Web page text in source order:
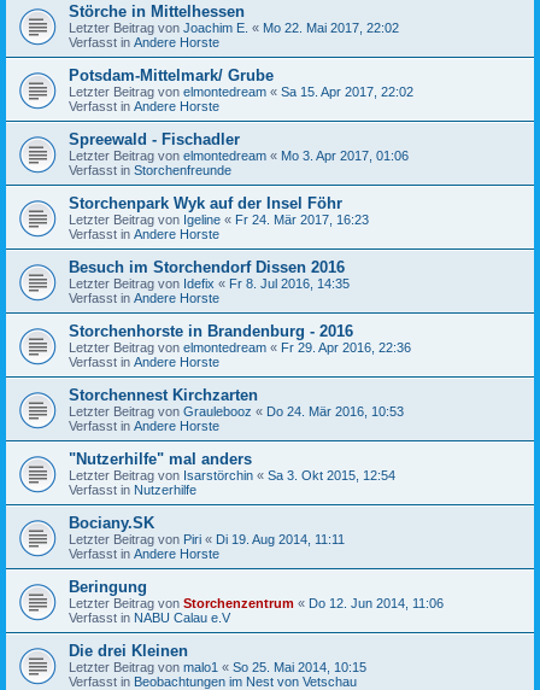
Störche in Mittelhessen
Letzter Beitrag von Joachim E. « Mo 22. Mai 2017, 22:02
Verfasst in Andere Horste
Potsdam-Mittelmark/ Grube
Letzter Beitrag von elmontedream « Sa 15. Apr 2017, 22:02
Verfasst in Andere Horste
Spreewald - Fischadler
Letzter Beitrag von elmontedream « Mo 3. Apr 2017, 01:06
Verfasst in Storchenfreunde
Storchenpark Wyk auf der Insel Föhr
Letzter Beitrag von Igeline « Fr 24. Mär 2017, 16:23
Verfasst in Andere Horste
Besuch im Storchendorf Dissen 2016
Letzter Beitrag von Idefix « Fr 8. Jul 2016, 14:35
Verfasst in Andere Horste
Storchenhorste in Brandenburg - 2016
Letzter Beitrag von elmontedream « Fr 29. Apr 2016, 22:36
Verfasst in Andere Horste
Storchennest Kirchzarten
Letzter Beitrag von Graulebooz « Do 24. Mär 2016, 10:53
Verfasst in Andere Horste
"Nutzerhilfe" mal anders
Letzter Beitrag von Isarstörchin « Sa 3. Okt 2015, 12:54
Verfasst in Nutzerhilfe
Bociany.SK
Letzter Beitrag von Piri « Di 19. Aug 2014, 11:11
Verfasst in Andere Horste
Beringung
Letzter Beitrag von Storchenzentrum « Do 12. Jun 2014, 11:06
Verfasst in NABU Calau e.V
Die drei Kleinen
Letzter Beitrag von malo1 « So 25. Mai 2014, 10:15
Verfasst in Beobachtungen im Nest von Vetschau